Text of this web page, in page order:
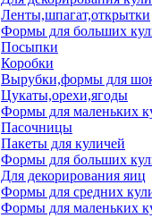
Ленты,шпагат,открытки
Формы для больших
Посыпки
Коробки
Вырубки,формы для
Цукаты,орехи,ягоды
Формы для маленьких
Пасочницы
Пакеты для куличей
Формы для больших
Для декорирования яиц
Формы для средних
Формы для маленьких